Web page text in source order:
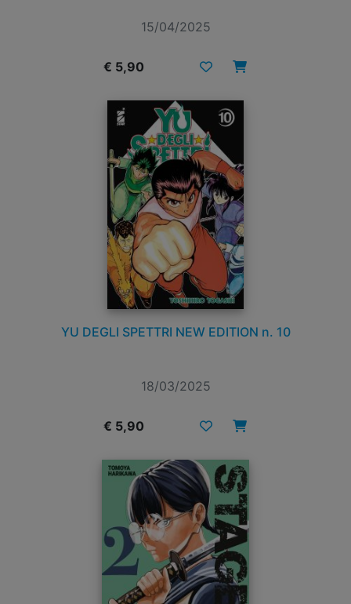
15/04/2025
€ 5,90
YU DEGLI SPETTRI NEW EDITION n. 10
18/03/2025
€ 5,90